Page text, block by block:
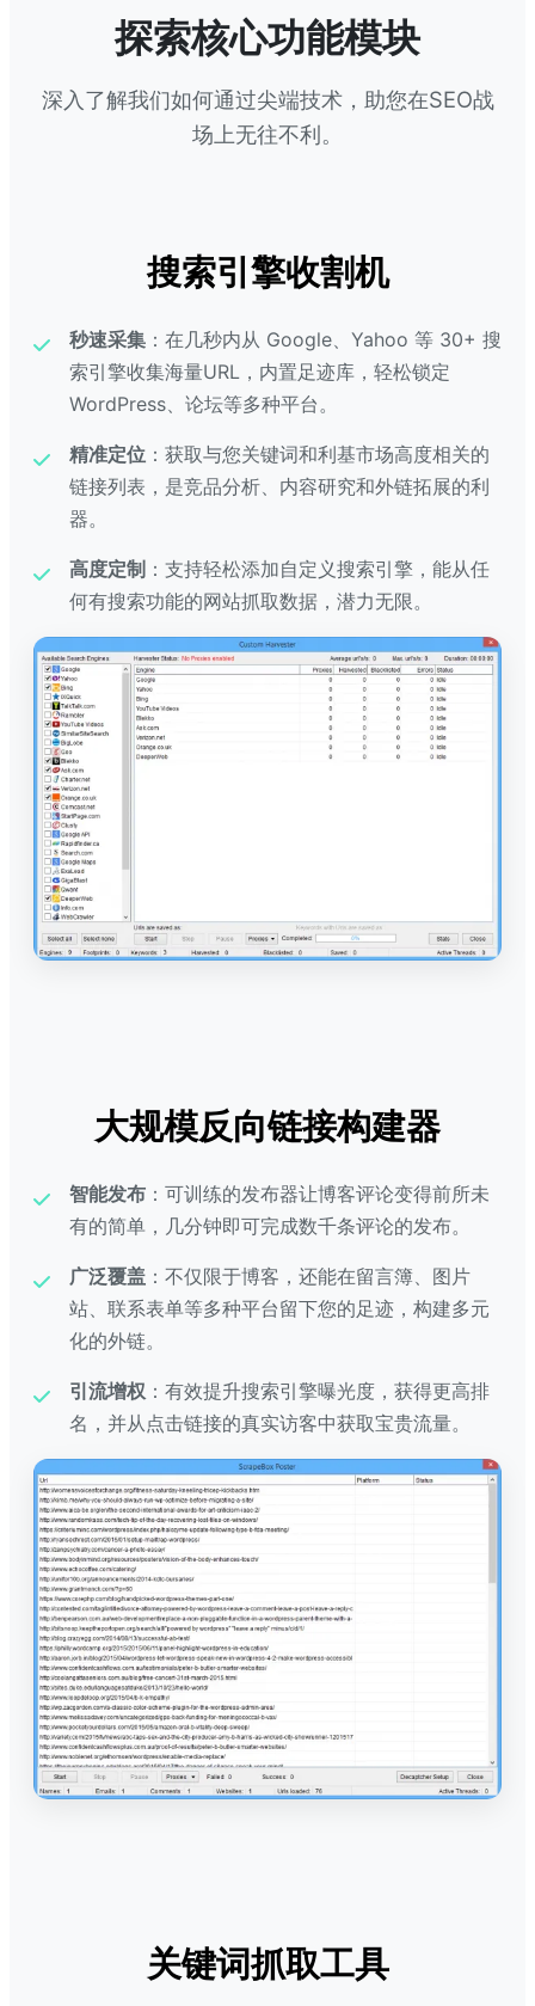
探索核心功能模块
深入了解我们如何通过尖端技术，助您在SEO战
场上无往不利。
搜索引擎收割机
秒速采集 ：在几秒内从 Google、Yahoo 等 30+ 搜
索引擎收集海量URL，内置足迹库，轻松锁定
WordPress、论坛等多种平台。
精准定位 ：获取与您关键词和利基市场高度相关的
链接列表，是竞品分析、内容研究和外链拓展的利
器。
高度定制 ：支持轻松添加自定义搜索引擎，能从任
何有搜索功能的网站抓取数据，潜力无限。
大规模反向链接构建器
智能发布 ：可训练的发布器让博客评论变得前所未
有的简单，几分钟即可完成数千条评论的发布。
广泛覆盖 ：不仅限于博客，还能在留言簿、图片
站、联系表单等多种平台留下您的足迹，构建多元
化的外链。
引流增权 ：有效提升搜索引擎曝光度，获得更高排
名，并从点击链接的真实访客中获取宝贵流量。
关键词抓取工具